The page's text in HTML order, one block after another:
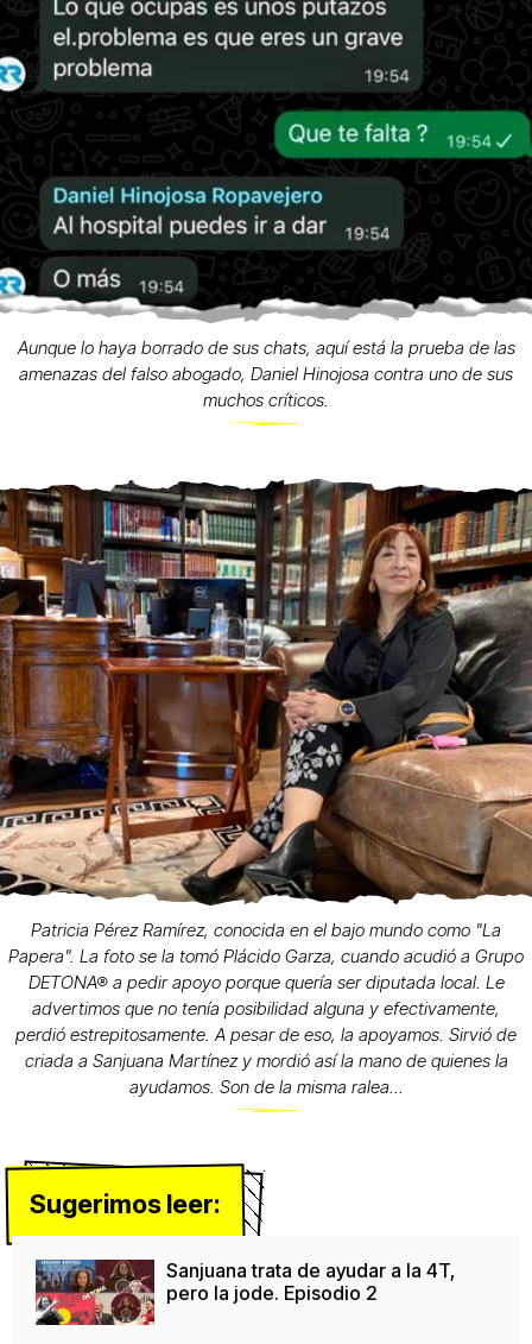
Aunque lo haya borrado de sus chats, aquí está la prueba de las
amenazas del falso abogado, Daniel Hinojosa contra uno de sus
muchos críticos.
Patricia Pérez Ramírez, conocida en el bajo mundo como "La
Papera". La foto se la tomó Plácido Garza, cuando acudió a Grupo
DETONA® a pedir apoyo porque quería ser diputada local. Le
advertimos que no tenía posibilidad alguna y efectivamente,
perdió estrepitosamente. A pesar de eso, la apoyamos. Sirvió de
criada a Sanjuana Martínez y mordió así la mano de quienes la
ayudamos. Son de la misma ralea...
Sugerimos leer:
Sanjuana trata de ayudar a la 4T,
pero la jode. Episodio 2